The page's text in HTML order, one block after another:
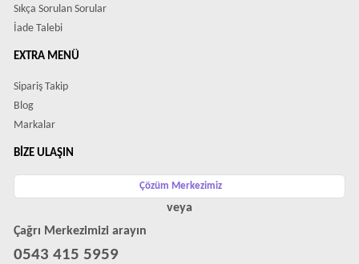
Sıkça Sorulan Sorular
İade Talebi
EXTRA MENÜ
Sipariş Takip
Blog
Markalar
BIZE ULAŞIN
Çözüm Merkezimiz
veya
Çağrı Merkezimizi arayın
0543 415 5959